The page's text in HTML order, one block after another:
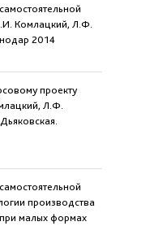
Комлацкий, Л.Ф.
2014
проекту
Л.Ф.
производства
малых формах